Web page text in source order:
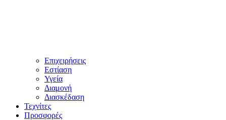
Επιχειρήσεις
Εστίαση
Υγεία
Διαμονή
Διασκέδαση
Τεχνίτες
Προσφορές